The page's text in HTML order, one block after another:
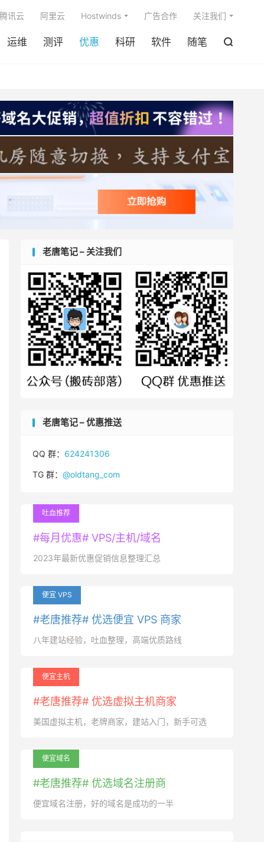
运维 测评 优惠 科研 软件 随笔 
腾讯云 阿里云 Hostwinds 广告合作 关注我们
老唐笔记 – 关注我们
老唐笔记 – 优惠推送
QQ 群： 624241306
TG 群： @oldtang_com
吐血推荐
#每月优惠# VPS/主机/域名
2023年最新优惠促销信息整理汇总
便宜 VPS
#老唐推荐# 优选便宜 VPS 商家
八年建站经验，吐血整理，高端优质路线
便宜主机
#老唐推荐# 优选虚拟主机商家
美国虚拟主机，老牌商家，建站入门，新手可选
便宜域名
#老唐推荐# 优选域名注册商
便宜域名注册，好的域名是成功的一半